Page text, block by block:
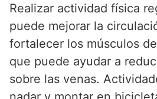
Realizar actividad física
puede mejorar la
fortalecer los músculos
que puede ayudar a
sobre las venas.